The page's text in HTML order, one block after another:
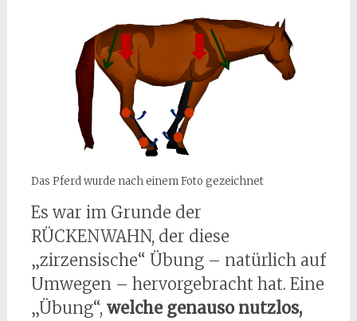
Das Pferd wurde nach einem Foto gezeichnet
Es war im Grunde der
RÜCKENWAHN, der diese
„zirzensische“ Übung – natürlich auf
Umwegen – hervorgebracht hat. Eine
„Übung“, welche genauso nutzlos,